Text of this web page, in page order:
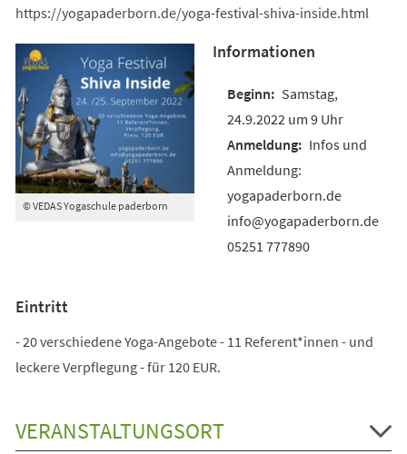
https://yogapaderborn.de/yoga-festival-shiva-inside.html
© VEDAS Yogaschule paderborn
Informationen
Samstag,
24.9.2022 um 9 Uhr
Infos und
Anmeldung:
yogapaderborn.de
info@yogapaderborn.de
05251 777890
Eintritt
- 20 verschiedene Yoga-Angebote - 11 Referent*innen - und
leckere Verpflegung - für 120 EUR.
VERANSTALTUNGSORT